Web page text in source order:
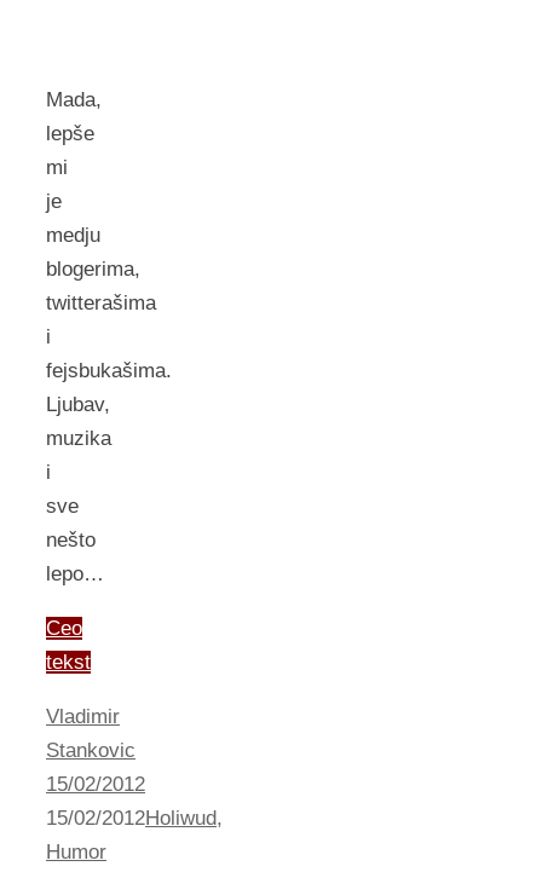
Mada,
lepše
mi
je
medju
blogerima,
twitterašima
i
fejsbukašima.
Ljubav,
muzika
i
sve
nešto
lepo…
Ceo
tekst
Vladimir
Stankovic
15/02/2012
15/02/2012Holiwud,
Humor